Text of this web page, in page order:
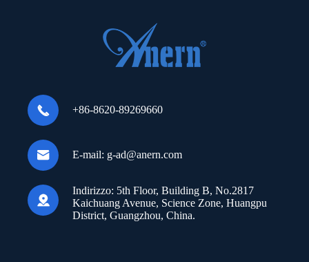
 +86-8620-89269660
 E-mail: g-ad@anern.com

Indirizzo: 5th Floor, Building B, No.2817
Kaichuang Avenue, Science Zone, Huangpu
District, Guangzhou, China.